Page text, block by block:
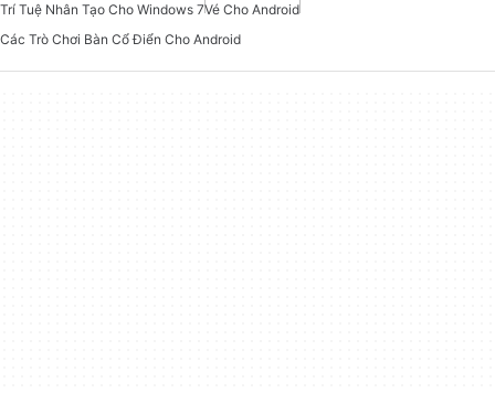
Trí Tuệ Nhân Tạo Cho Windows 7Vé Cho Android
Các Trò Chơi Bàn Cổ Điển Cho Android